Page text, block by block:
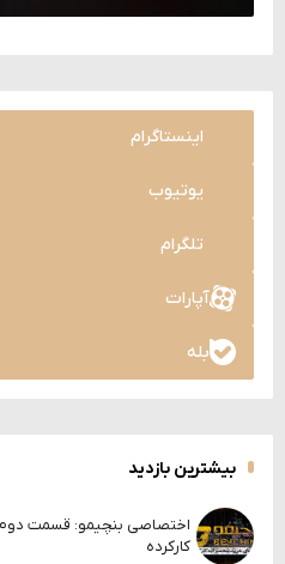
اینستاگرام
یوتیوب
تلگرام
آپارات
بله
بیشترین بازدید
اختصاصی بنچیمو: قسمت
کارکرده